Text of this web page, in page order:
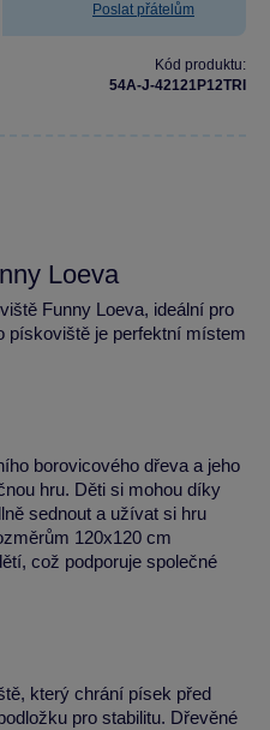
Poslat přátelům
Kód produktu:
54A-J-42121P12TRI
Loeva
Funny Loeva, ideální pro
pískoviště je perfektní místem
borovicového dřeva a jeho
hru. Děti si mohou díky
sednout a užívat si hru
120x120 cm
což podporuje společné
který chrání písek před
pro stabilitu. Dřevěné